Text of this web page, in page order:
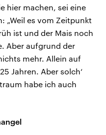
hier machen, sei eine
„Weil es vom Zeitpunkt
ist und der Mais noch
Aber aufgrund der
mehr. Allein auf
Jahren. Aber solch‘
habe ich auch